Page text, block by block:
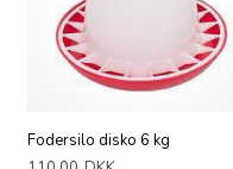
Fodersilo disko 6 kg